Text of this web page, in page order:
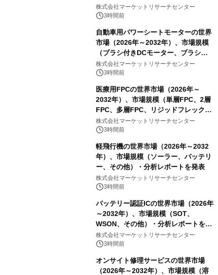
レーム）・分析レポートを発表
株式会社マーケットリサーチセンター
3時間前
自動車用パワーシートモーターの世界
市場（2026年～2032年）、市場規模
（ブラシ付きDCモーター、ブラシレ
スDCモーター）・分析レポートを発
表
株式会社マーケットリサーチセンター
3時間前
医療用FPCの世界市場（2026年～
2032年）、市場規模（単層FPC、2層
FPC、多層FPC、リジッドフレックス
PCB）・分析レポートを発表
株式会社マーケットリサーチセンター
3時間前
軽飛行機の世界市場（2026年～2032
年）、市場規模（ソーラー、バッテリ
ー、その他）・分析レポートを発表
株式会社マーケットリサーチセンター
3時間前
バッテリー認証ICの世界市場（2026年
～2032年）、市場規模（SOT、
WSON、その他）・分析レポートを発
表
株式会社マーケットリサーチセンター
3時間前
オンサイト修理サービスの世界市場
（2026年～2032年）、市場規模（溶